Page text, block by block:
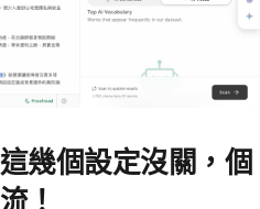
幾個設定沒關，個
！